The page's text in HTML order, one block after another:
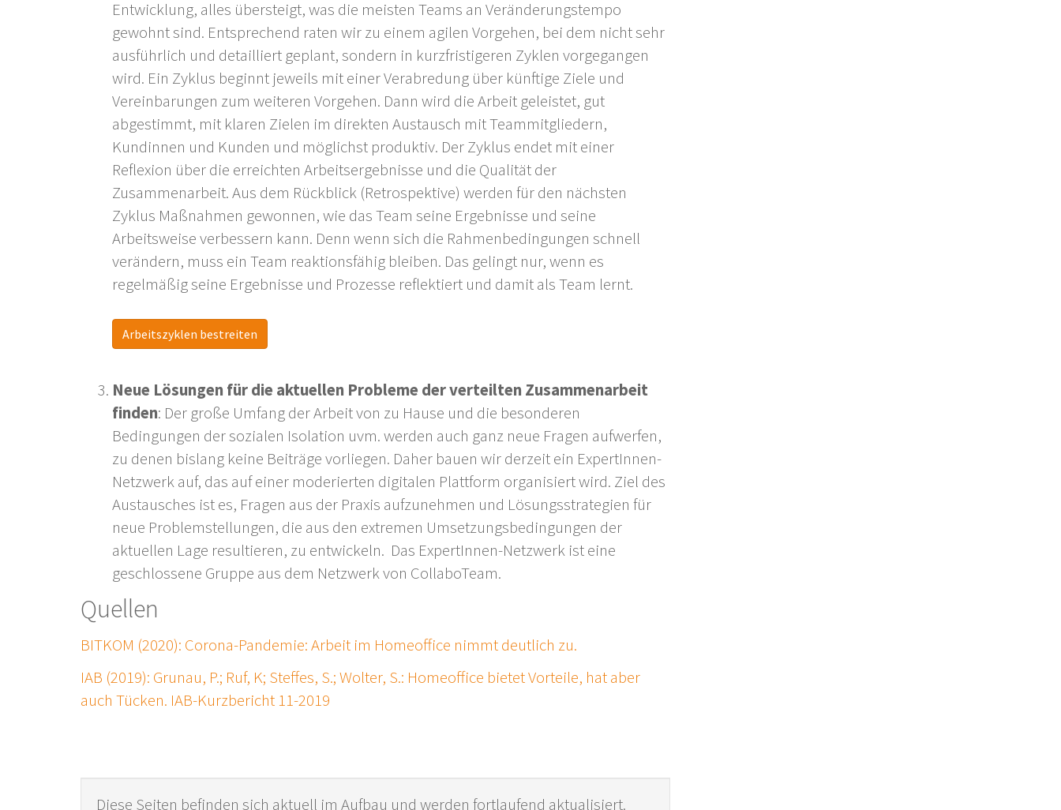
Entwicklung, alles übersteigt, was die meisten Teams an Veränderungstempo
gewohnt sind. Entsprechend raten wir zu einem agilen Vorgehen, bei dem nicht sehr
ausführlich und detailliert geplant, sondern in kurzfristigeren Zyklen vorgegangen
wird. Ein Zyklus beginnt jeweils mit einer Verabredung über künftige Ziele und
Vereinbarungen zum weiteren Vorgehen. Dann wird die Arbeit geleistet, gut
abgestimmt, mit klaren Zielen im direkten Austausch mit Teammitgliedern,
Kundinnen und Kunden und möglichst produktiv. Der Zyklus endet mit einer
Reflexion über die erreichten Arbeitsergebnisse und die Qualität der
Zusammenarbeit. Aus dem Rückblick (Retrospektive) werden für den nächsten
Zyklus Maßnahmen gewonnen, wie das Team seine Ergebnisse und seine
Arbeitsweise verbessern kann. Denn wenn sich die Rahmenbedingungen schnell
verändern, muss ein Team reaktionsfähig bleiben. Das gelingt nur, wenn es
regelmäßig seine Ergebnisse und Prozesse reflektiert und damit als Team lernt.
Arbeitszyklen bestreiten
Neue Lösungen für die aktuellen Probleme der verteilten Zusammenarbeit
finden: Der große Umfang der Arbeit von zu Hause und die besonderen
Bedingungen der sozialen Isolation uvm. werden auch ganz neue Fragen aufwerfen,
zu denen bislang keine Beiträge vorliegen. Daher bauen wir derzeit ein ExpertInnen-
Netzwerk auf, das auf einer moderierten digitalen Plattform organisiert wird. Ziel des
Austausches ist es, Fragen aus der Praxis aufzunehmen und Lösungsstrategien für
neue Problemstellungen, die aus den extremen Umsetzungsbedingungen der
aktuellen Lage resultieren, zu entwickeln. Das ExpertInnen-Netzwerk ist eine
geschlossene Gruppe aus dem Netzwerk von CollaboTeam.
Quellen
BITKOM (2020): Corona-Pandemie: Arbeit im Homeoffice nimmt deutlich zu.
IAB (2019): Grunau, P.; Ruf, K; Steffes, S.; Wolter, S.: Homeoffice bietet Vorteile, hat aber
auch Tücken. IAB-Kurzbericht 11-2019
Diese Seiten befinden sich aktuell im Aufbau und werden fortlaufend aktualisiert.